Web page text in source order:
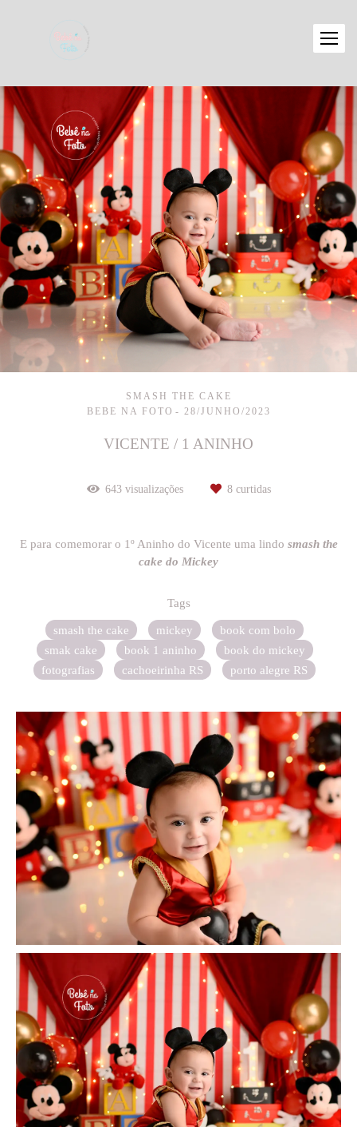
SMASH THE CAKE
BEBE NA FOTO
28/JUNHO/2023
VICENTE / 1 ANINHO
643visualizações 8curtidas
E para comemorar o 1º Aninho do Vicente uma lindo smash the
cake do Mickey
Tags
smash the cake
mickey
book com bolo
smak cake
book 1 aninho
book do mickey
fotografias
cachoeirinha RS porto alegre RS